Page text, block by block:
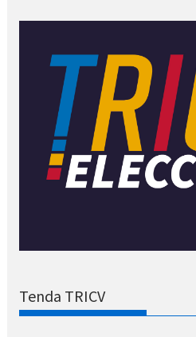
Tenda TRICV